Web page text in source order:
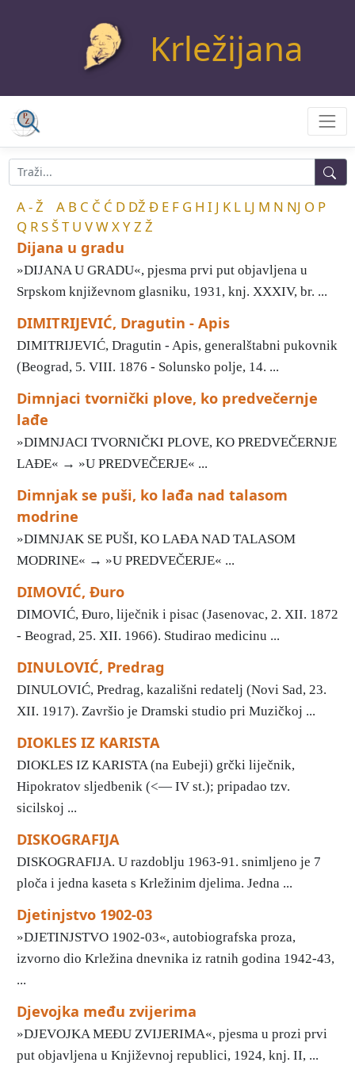
Krležijana
A - Ž A B C Č Ć D DŽ Đ E F G H I J K L LJ M N NJ O P
Q RSŠT U VWXYZ Ž
Dijana u gradu
»DIJANA U GRADU«, pjesma prvi put objavljena u
Srpskom književnom glasniku, 1931, knj. XXXIV, br. ...
DIMITRIJEVIĆ, Dragutin - Apis
DIMITRIJEVIĆ, Dragutin - Apis, generalštabni pukovnik
(Beograd, 5. VIII. 1876 - Solunsko polje, 14. ...
Dimnjaci tvornički plove, ko predvečernje
lađe
»DIMNJACI TVORNIČKI PLOVE, KO PREDVEČERNJE
LAĐE« → »U PREDVEČERJE« ...
Dimnjak se puši, ko lađa nad talasom
modrine
»DIMNJAK SE PUŠI, KO LAĐA NAD TALASOM
MODRINE« → »U PREDVEČERJE« ...
DIMOVIĆ, Đuro
DIMOVIĆ, Đuro, liječnik i pisac (Jasenovac, 2. XII. 1872
- Beograd, 25. XII. 1966). Studirao medicinu ...
DINULOVIĆ, Predrag
DINULOVIĆ, Predrag, kazališni redatelj (Novi Sad, 23.
XII. 1917). Završio je Dramski studio pri Muzičkoj ...
DIOKLES IZ KARISTA
DIOKLES IZ KARISTA (na Eubeji) grčki liječnik,
Hipokratov sljedbenik (<— IV st.); pripadao tzv.
sicilskoj ...
DISKOGRAFIJA
DISKOGRAFIJA. U razdoblju 1963-91. snimljeno je 7
ploča i jedna kaseta s Krležinim djelima. Jedna ...
Djetinjstvo 1902-03
»DJETINJSTVO 1902-03«, autobiografska proza,
izvorno dio Krležina dnevnika iz ratnih godina 1942-43,
...
Djevojka među zvijerima
»DJEVOJKA MEĐU ZVIJERIMA«, pjesma u prozi prvi
put objavljena u Književnoj republici, 1924, knj. II, ...